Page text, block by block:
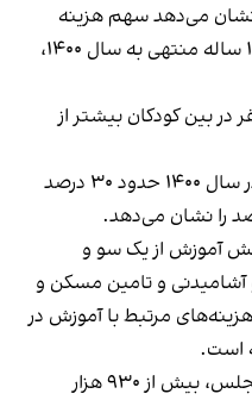
نشان می‌دهد سهم هزینه‌‌‌
آموزش از کل هزینه خانوار در بازه ۱۱ ساله منتهی به سال ۱۴۰۰،
در بین کودکان بیشتر از
از سوی دیگر در حالی که نرخ فقر در سال ۱۴۰۰ حدود ۳۰ ‌درصد
آموزش از یک سو و
و تامین مسکن و
مرتبط با آموزش در
است.
بر اساس آمار مرکز پژوهش‌های مجلس، بیش از ۹۳۰ هزار